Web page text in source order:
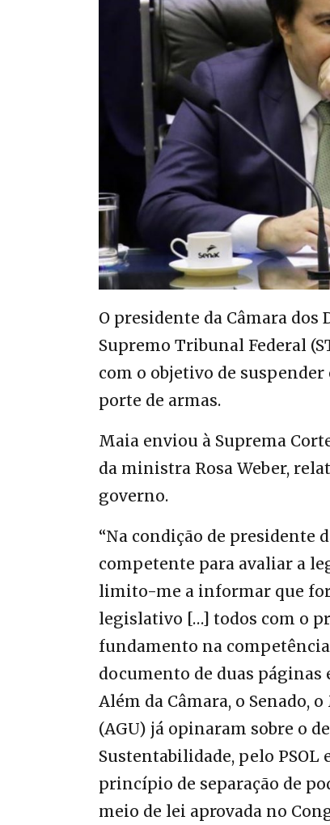
O presidente da Câmara
Supremo Tribunal Federal
com o objetivo de
porte de armas.
Maia enviou à Suprema
da ministra Rosa Weber,
governo.
“Na condição de presidente
competente para avaliar a
limito-me a informar que
legislativo […] todos com o
fundamento na
documento de duas páginas
Além da Câmara, o Senado,
(AGU) já opinaram sobre o
Sustentabilidade, pelo PSOL
princípio de separação de
meio de lei aprovada no